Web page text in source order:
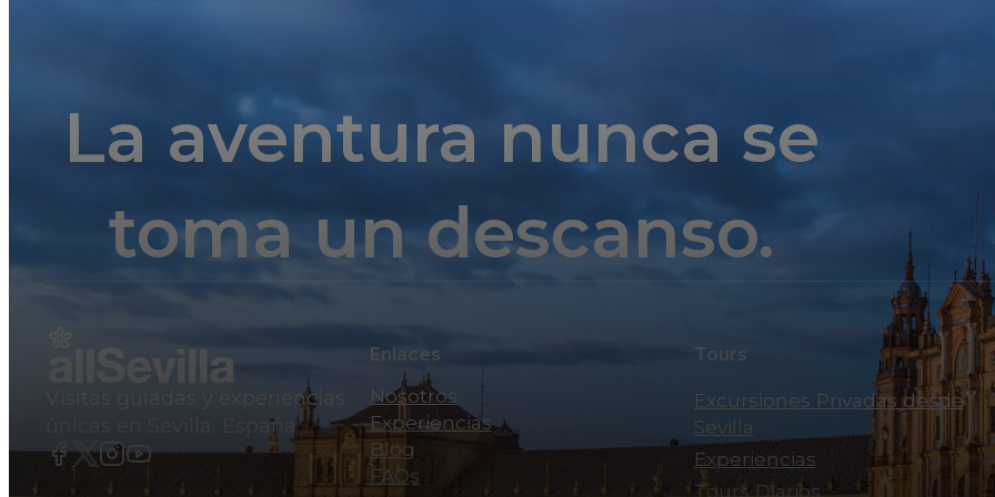
La aventura nunca se
toma un descanso.
Visitas guiadas y experiencias
únicas en Sevilla, España
Enlaces
Nosotros
Experiencias
Blog
FAQs
Tours
Excursiones Privadas desde
Sevilla
Experiencias
Tours Diarios